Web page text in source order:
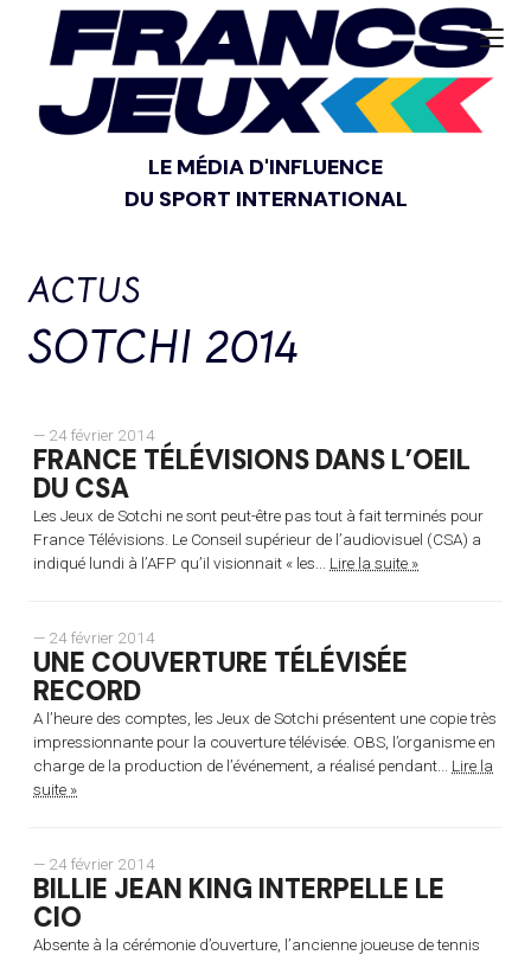
LE MÉDIA D'INFLUENCE
DU SPORT INTERNATIONAL
ACTUS
SOTCHI 2014
— 24 février 2014
FRANCE TÉLÉVISIONS DANS L’OEIL
DU CSA
Les Jeux de Sotchi ne sont peut-être pas tout à fait terminés pour
France Télévisions. Le Conseil supérieur de l’audiovisuel (CSA) a
indiqué lundi à l’AFP qu’il visionnait « les... Lire la suite »
— 24 février 2014
UNE COUVERTURE TÉLÉVISÉE
RECORD
A l’heure des comptes, les Jeux de Sotchi présentent une copie très
impressionnante pour la couverture télévisée. OBS, l’organisme en
charge de la production de l’événement, a réalisé pendant... Lire la
suite »
— 24 février 2014
BILLIE JEAN KING INTERPELLE LE
CIO
Absente à la cérémonie d’ouverture, l’ancienne joueuse de tennis